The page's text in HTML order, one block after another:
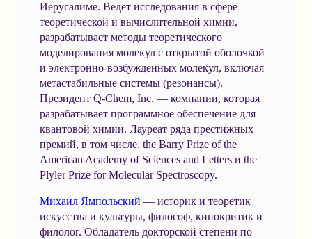
Иерусалиме. Ведет исследования в сфере
теоретической и вычислительной химии,
разрабатывает методы теоретического
моделирования молекул с открытой оболочкой
и электронно-возбужденных молекул, включая
метастабильные системы (резонансы).
Президент Q-Chem, Inc. — компании, которая
разрабатывает программное обеспечение для
квантовой химии. Лауреат ряда престижных
премий, в том числе, the Barry Prize of the
American Academy of Sciences and Letters и the
Plyler Prize for Molecular Spectroscopy.
Михаил Ямпольский — историк и теоретик
искусства и культуры, философ, кинокритик и
филолог. Обладатель докторской степени по